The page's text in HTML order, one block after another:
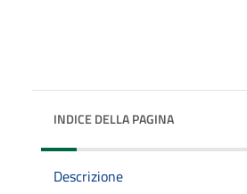
INDICE DELLA PAGINA
Descrizione